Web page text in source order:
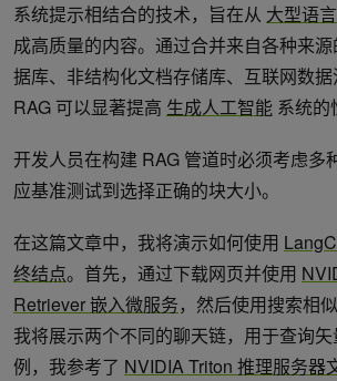
系统提示相结合的技术，旨在从 大型语
成高质量的内容。通过合并来自各种来
据库、非结构化文档存储库、互联网数据
RAG 可以显著提高 生成人工智能 系统的
开发人员在构建 RAG 管道时必须考虑多
应基准测试到选择正确的块大小。
在这篇文章中，我将演示如何使用
终结点。首先，通过下载网页并使用
Retriever 嵌入微服务，然后使用搜索相
我将展示两个不同的聊天链，用于查询
例，我参考了 NVIDIA Triton 推理服务器